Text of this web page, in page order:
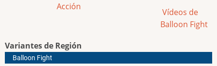
Acción
Vídeos de
Balloon Fight
Variantes de Región
Balloon Fight